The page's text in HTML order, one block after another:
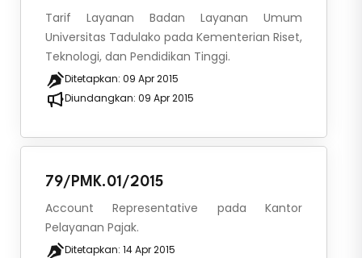
Tarif Layanan Badan Layanan Umum
Universitas Tadulako pada Kementerian Riset,
Teknologi, dan Pendidikan Tinggi.
Ditetapkan: 09 Apr 2015
Diundangkan: 09 Apr 2015
79/PMK.01/2015
Account Representative pada Kantor
Pelayanan Pajak.
Ditetapkan: 14 Apr 2015